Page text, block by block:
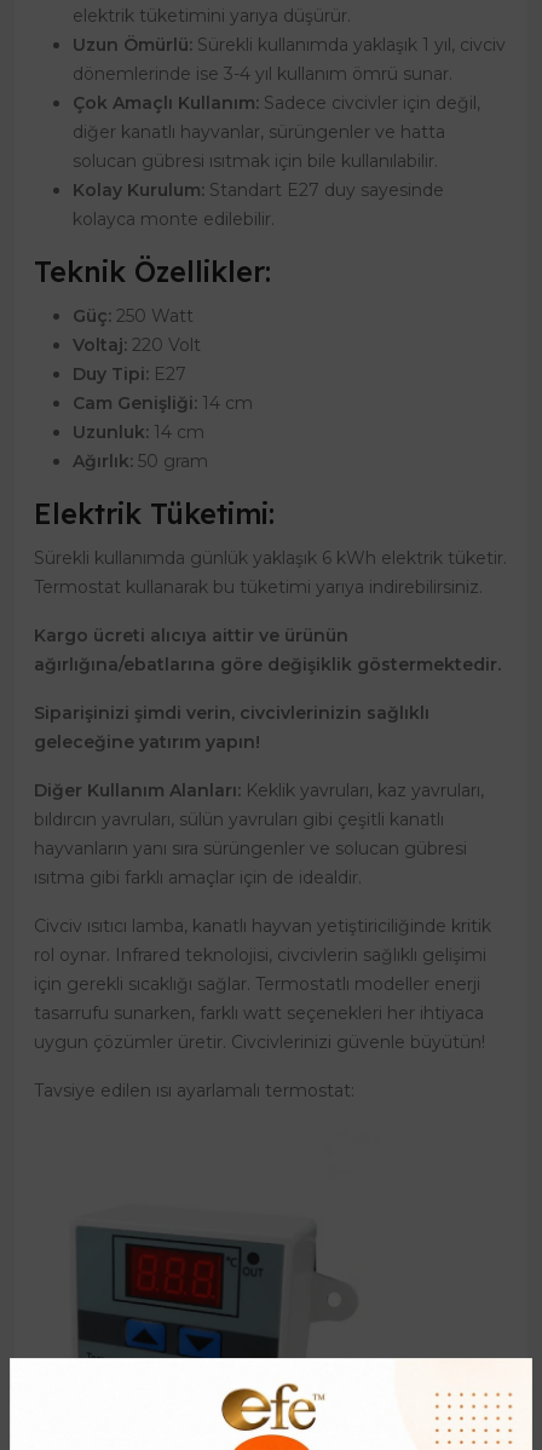
elektrik tüketimini yarıya düşürür.
Uzun Ömürlü: Sürekli kullanımda yaklaşık 1 yıl, civciv
dönemlerinde ise 3-4 yıl kullanım ömrü sunar.
Çok Amaçlı Kullanım: Sadece civcivler için değil,
diğer kanatlı hayvanlar, sürüngenler ve hatta
solucan gübresi ısıtmak için bile kullanılabilir.
Kolay Kurulum: Standart E27 duy sayesinde
kolayca monte edilebilir.
Teknik Özellikler:
Güç: 250 Watt
Voltaj: 220 Volt
Duy Tipi: E27
Cam Genişliği: 14 cm
Uzunluk: 14 cm
Ağırlık: 50 gram
Elektrik Tüketimi:
Sürekli kullanımda günlük yaklaşık 6 kWh elektrik tüketir.
Termostat kullanarak bu tüketimi yarıya indirebilirsiniz.
Kargo ücreti alıcıya aittir ve ürünün
ağırlığına/ebatlarına göre değişiklik göstermektedir.
Siparişinizi şimdi verin, civcivlerinizin sağlıklı
geleceğine yatırım yapın!
Diğer Kullanım Alanları: Keklik yavruları, kaz yavruları,
bıldırcın yavruları, sülün yavruları gibi çeşitli kanatlı
hayvanların yanı sıra sürüngenler ve solucan gübresi
ısıtma gibi farklı amaçlar için de idealdir.
Civciv ısıtıcı lamba, kanatlı hayvan yetiştiriciliğinde kritik
rol oynar. Infrared teknolojisi, civcivlerin sağlıklı gelişimi
için gerekli sıcaklığı sağlar. Termostatlı modeller enerji
tasarrufu sunarken, farklı watt seçenekleri her ihtiyaca
uygun çözümler üretir. Civcivlerinizi güvenle büyütün!
Tavsiye edilen ısı ayarlamalı termostat: